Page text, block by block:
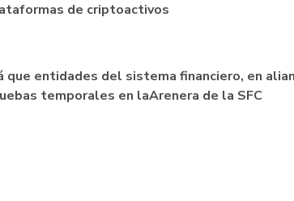
de criptoactivos
entidades del sistema financiero, en
temporales en laArenera de la SFC